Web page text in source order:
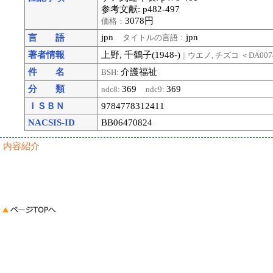
参考文献: p482-497
価格：3078円
言 語
jpn タイトルの言語：jpn
著者情報
上野, 千鶴子(1948-) || ウエノ, チズコ ＜
件 名 BSH:介護福祉
分 類
ndc8:369ndc9:369
ＩＳＢＮ
9784778312411
NACSIS-ID
BB06470824
内容紹介